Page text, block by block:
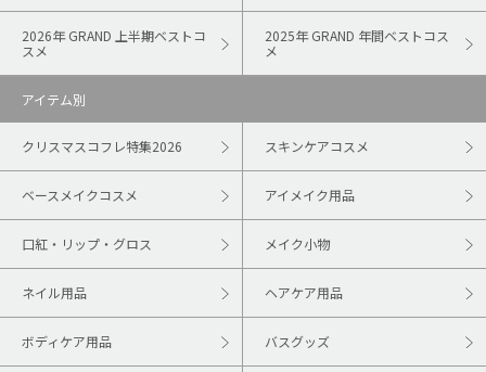
2026年 GRAND 上半期ベストコ
スメ
2025年 GRAND 年間ベストコス
メ
アイテム別
クリスマスコフレ特集2026 スキンケアコスメ
ベースメイクコスメ アイメイク用品
口紅・リップ・グロス メイク小物
ネイル用品 ヘアケア用品
ボディケア用品 バスグッズ